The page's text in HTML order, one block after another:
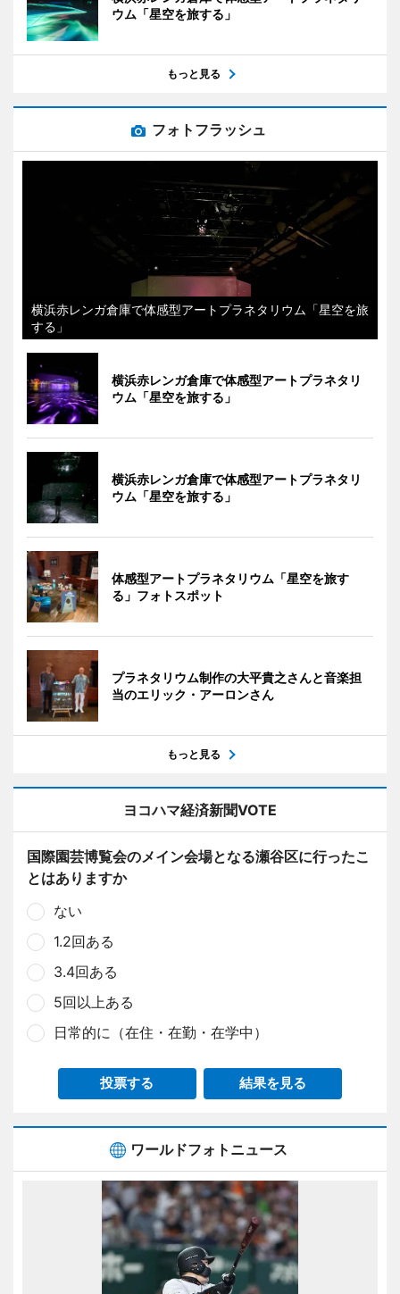
ウム「星空を旅する」
もっと見る
フォトフラッシュ
横浜赤レンガ倉庫で体感型アートプラネタリウム「星空を旅
する」
横浜赤レンガ倉庫で体感型アートプラネタリ
ウム「星空を旅する」
横浜赤レンガ倉庫で体感型アートプラネタリ
ウム「星空を旅する」
体感型アートプラネタリウム「星空を旅す
る」フォトスポット
プラネタリウム制作の大平貴之さんと音楽担
当のエリック・アーロンさん
もっと見る
ヨコハマ経済新聞VOTE
国際園芸博覧会のメイン会場となる瀬谷区に行ったこ
とはありますか
ない
1.2回ある
3.4回ある
5回以上ある
日常的に（在住・在勤・在学中）
投票する 結果を見る
ワールドフォトニュース